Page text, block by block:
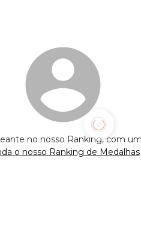
no nosso Ranking, com
o nosso Ranking de Medalhas